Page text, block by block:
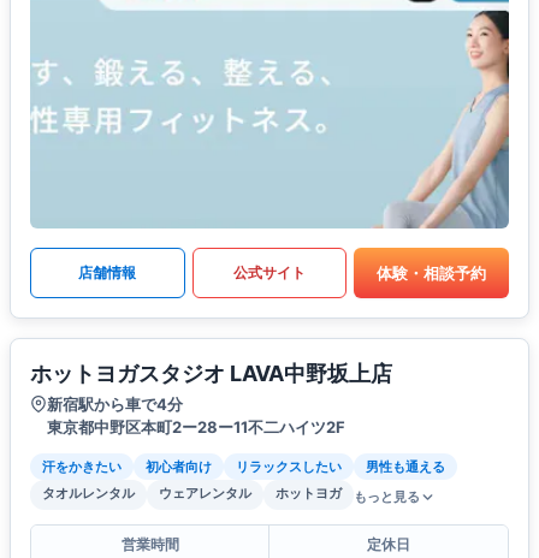
店舗情報 公式サイト 体験・相談予約
ホットヨガスタジオ LAVA中野坂上店
新宿駅から車で4分
東京都中野区本町2ー28ー11不二ハイツ2F
汗をかきたい 初心者向け リラックスしたい
男性も通える
タオルレンタル
ウェアレンタル ホットヨガ もっと見る
営業時間
定休日